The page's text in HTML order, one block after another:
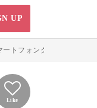
UP
ートフォンクリーナー②の
Like